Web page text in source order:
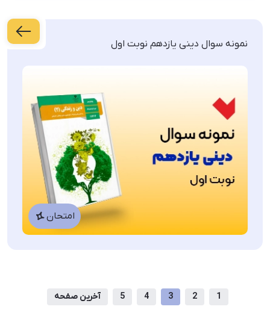
نمونه سوال دینی یازدهم نوبت اول
امتحان
1
2
3
4
5 آخرین صفحه